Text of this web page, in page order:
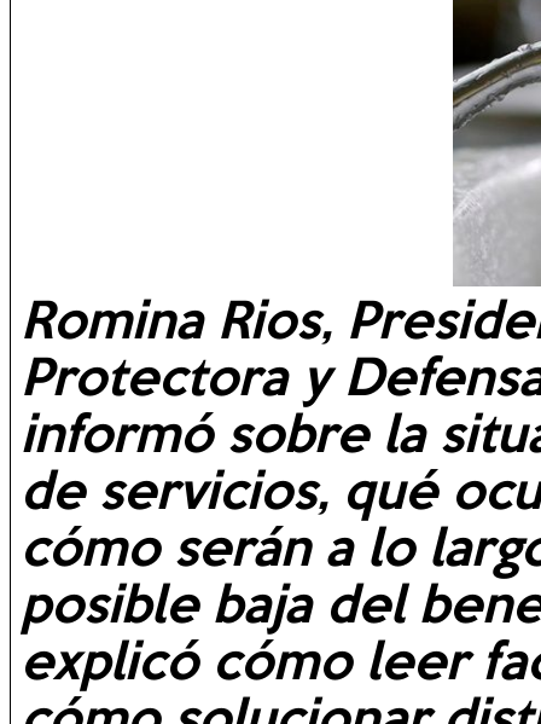
Romina Rios,
Protectora y
informó sobre la
de servicios, qué
cómo serán a lo
posible baja del
explicó cómo leer